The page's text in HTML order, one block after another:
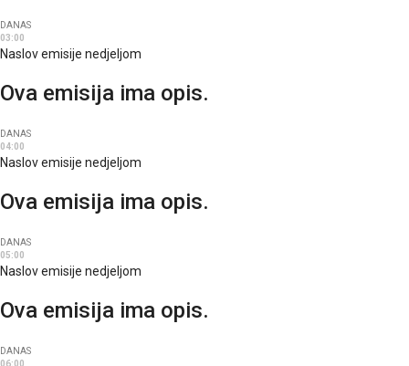
DANAS
03:00
Naslov emisije nedjeljom
Ova emisija ima opis.
DANAS
04:00
Naslov emisije nedjeljom
Ova emisija ima opis.
DANAS
05:00
Naslov emisije nedjeljom
Ova emisija ima opis.
DANAS
06:00